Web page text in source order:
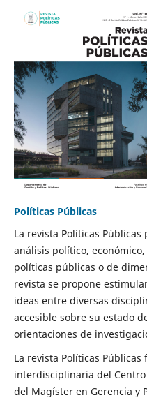
Políticas Públicas
La revista Políticas
análisis político,
políticas públicas o de
revista se propone
ideas entre diversas
accesible sobre su estado
orientaciones de
La revista Políticas
interdisciplinaria del
del Magíster en Gerencia y